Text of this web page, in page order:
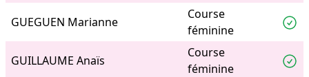
GUEGUEN Marianne
Course
féminine
GUILLAUME Anaïs
Course
féminine